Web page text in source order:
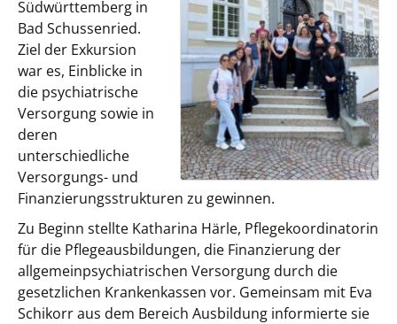
Südwürttemberg in
Bad Schussenried.
Ziel der Exkursion
war es, Einblicke in
die psychiatrische
Versorgung sowie in
deren
unterschiedliche
Versorgungs- und
Finanzierungsstrukturen zu gewinnen.
Zu Beginn stellte Katharina Härle, Pflegekoordinatorin
für die Pflegeausbildungen, die Finanzierung der
allgemeinpsychiatrischen Versorgung durch die
gesetzlichen Krankenkassen vor. Gemeinsam mit Eva
Schikorr aus dem Bereich Ausbildung informierte sie